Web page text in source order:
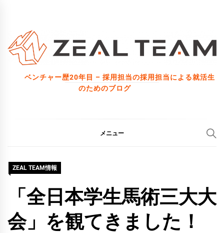
ン
ベンチャー歴20年目 – 採用担当の採用担当による就活生
のためのブログ
メニュー
ZEAL TEAM情報
「全日本学生馬術三大大
会」を観てきました！